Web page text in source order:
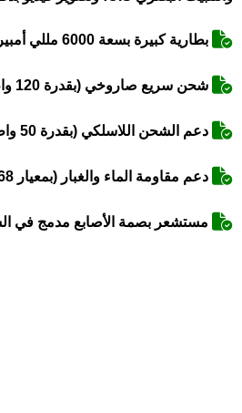
بطارية كبيرة بسعة 6000 مللي أمبير.
شحن سريع صاروخي (بقدرة 120 واط).
دعم الشحن اللاسلكي (بقدرة 50 واط).
دعم مقاومة الماء والغبار (بمعيار IP68).
مستشعر بصمة الأصابع مدمج في